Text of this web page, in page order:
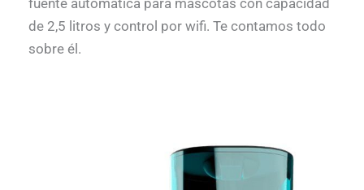
de 2,5 litros y control por wifi. Te contamos todo
sobre él.